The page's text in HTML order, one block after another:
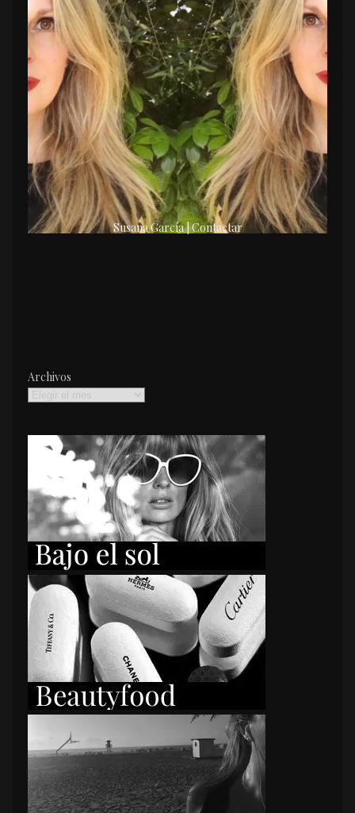
Susana García | Contactar
Archivos